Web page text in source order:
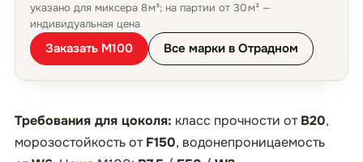
указано для миксера 8 м³; на партии от 30 м³ —
индивидуальная цена
Заказать М100 Все марки в Отрадном
Требования для цоколя: класс прочности отB20,
морозостойкость отF150, водонепроницаемость